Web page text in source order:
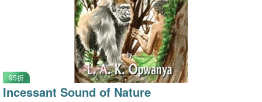
95折
Incessant Sound of Nature